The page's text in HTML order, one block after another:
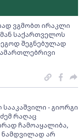
ვგმობთ ირაკლი
საქართველოს
შეგნებულად
სააკაშვილი - გიორგი
რაღაც
ჩამოაყალიბა,
ნამდვილად არ